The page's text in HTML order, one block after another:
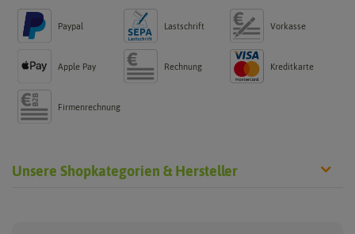
Paypal Lastschrift Vorkasse
Apple Pay Rechnung Kreditkarte
Firmenrechnung
Unsere Shopkategorien & Hersteller